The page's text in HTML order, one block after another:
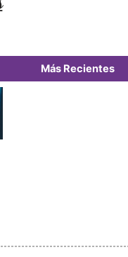
Más Recientes